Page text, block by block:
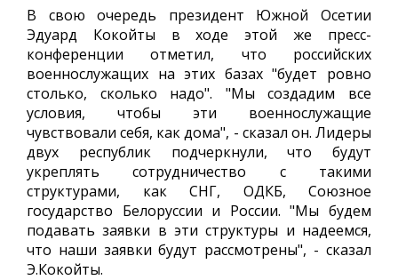
В свою очередь президент Южной Осетии
Эдуард Кокойты в ходе этой же пресс-
конференции отметил, что российских
военнослужащих на этих базах "будет ровно
столько, сколько надо". "Мы создадим все
условия, чтобы эти военнослужащие
чувствовали себя, как дома", - сказал он. Лидеры
двух республик подчеркнули, что будут
укреплять сотрудничество с такими
структурами, как СНГ, ОДКБ, Союзное
государство Белоруссии и России. "Мы будем
подавать заявки в эти структуры и надеемся,
что наши заявки будут рассмотрены", - сказал
Э.Кокойты.